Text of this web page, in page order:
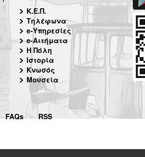
Κ.Ε.Π.
Τηλέφωνα
e-Υπηρεσίες
e-Αιτήματα
Η Πόλη
Ιστορία
Κνωσός
Μουσεία
FAQs RSS